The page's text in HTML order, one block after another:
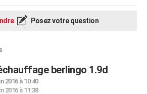
Posez votre question
berlingo 1.9d
2016 à 10:40
2016 à 11:38